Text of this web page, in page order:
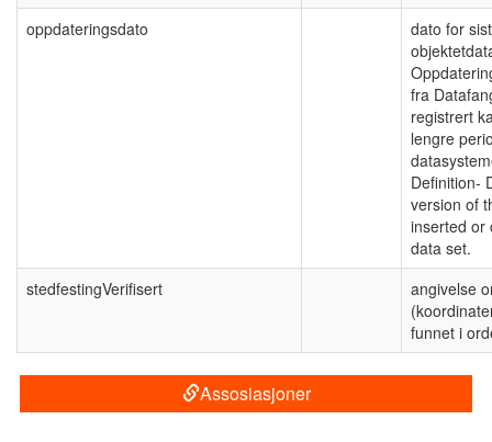
oppdateringsdato
dato for
fra
registrert
lengre
Definition-
version of
inserted or
data set.
stedfestingVerifisert
angivelse
funnet i
Assosiasjoner